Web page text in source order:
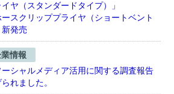
ヤ（スタンダードタイプ）」
ースクリッププライヤ（ショートベント
発売
情報
シャルメディア活用に関する調査報告
れました。